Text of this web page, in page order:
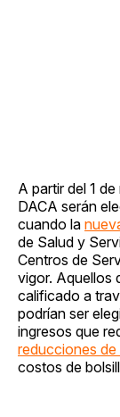
A partir del 1
DACA serán
cuando la
de Salud y
Centros de
vigor. Aquellos
calificado a
podrían ser
ingresos que
reducciones
costos de